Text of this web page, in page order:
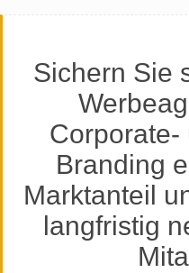
Sichern Sie
Corporate-
Branding
Marktanteil
langfristig